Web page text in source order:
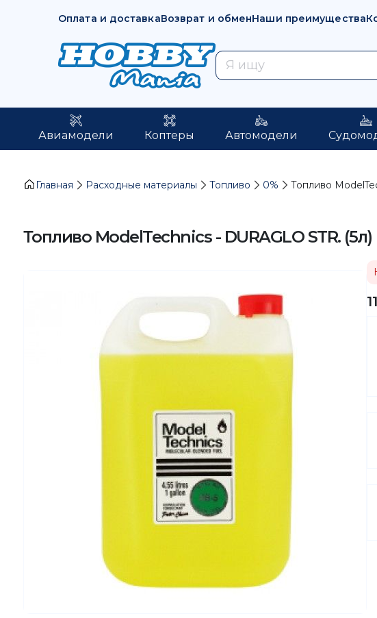
Оплата и доставкаВозврат и обменНаши преимущества
Авиамодели Коптеры Автомодели
Главная Расходные материалы Топливо 0% Топливо
Топливо ModelTechnics - DURAGLO STR. (5л)